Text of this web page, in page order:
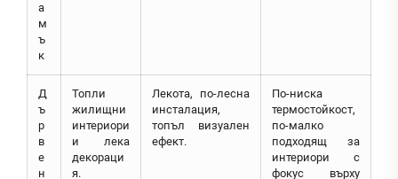
а
м
ъ
к
Д
ъ
р
в
е
н
Топли
жилищни
интериори
и лека
декораци
я.
Лекота, по-лесна
инсталация,
топъл визуален
ефект.
По-ниска
термостойкост,
по-малко
подходящ за
интериори с
фокус върху